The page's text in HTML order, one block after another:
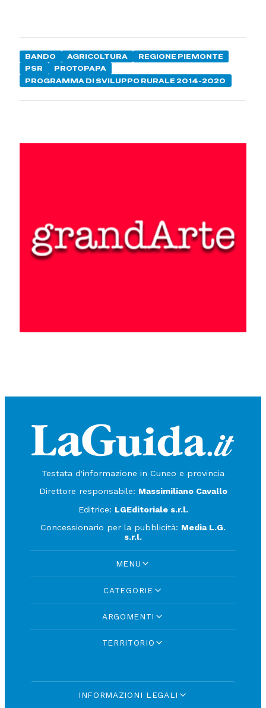
BANDO AGRICOLTURA
REGIONE PIEMONTE
PSR
PROTOPAPA
PROGRAMMA DI SVILUPPO RURALE 2014-2020
Testata d'informazione in Cuneo e provincia
Direttore responsabile: Massimiliano Cavallo
Editrice: LGEditoriale s.r.l.
Concessionario per la pubblicità: Media L.G.
s.r.l.
MENU
CATEGORIE
ARGOMENTI
TERRITORIO
INFORMAZIONI LEGALI